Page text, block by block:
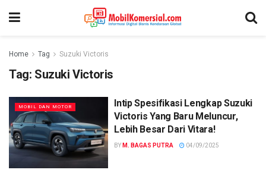
Home Tag Suzuki Victoris
Tag: Suzuki Victoris
MOBIL DAN MOTOR
Intip Spesifikasi Lengkap Suzuki
Victoris Yang Baru Meluncur,
Lebih Besar Dari Vitara!
BY M. BAGAS PUTRA 04/09/2025